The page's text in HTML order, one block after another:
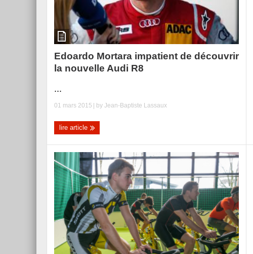
Edoardo Mortara impatient de découvrir
la nouvelle Audi R8
...
01 mars 2015 | by Jean-Baptiste Lassaux
lire article